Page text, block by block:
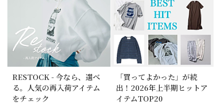
RESTOCK - 今なら、選べ
る。人気の再入荷アイテム
をチェック
「買ってよかった」が続
出！2026年上半期ヒットア
イテムTOP20